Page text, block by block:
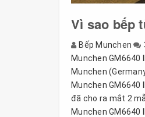
Vì sao bếp
Bếp Munchen
Munchen
Munchen
Munchen
đã cho ra mắt 2
Munchen GM6640